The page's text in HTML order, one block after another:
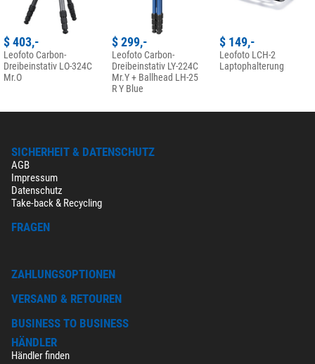
$ 403,-
Leofoto Carbon-
Dreibeinstativ LO-324C
Mr.O
$ 299,-
Leofoto Carbon-
Dreibeinstativ LY-224C
Mr.Y + Ballhead LH-25
R Y Blue
$ 149,-
Leofoto LCH-2
Laptophalterung
SICHERHEIT & DATENSCHUTZ
AGB
Impressum
Datenschutz
Take-back & Recycling
FRAGEN
ZAHLUNGSOPTIONEN
VERSAND & RETOUREN
BUSINESS TO BUSINESS
HÄNDLER
Händler finden